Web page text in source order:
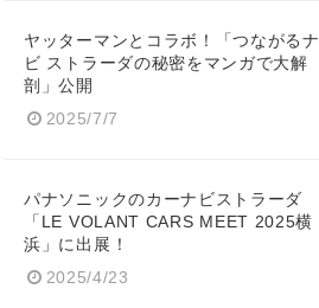
ヤッターマンとコラボ！「つながるナ
ビ ストラーダの秘密をマンガで大解
剖」公開
2025/7/7
パナソニックのカーナビストラーダ
「LE VOLANT CARS MEET 2025横
浜」に出展！
2025/4/23